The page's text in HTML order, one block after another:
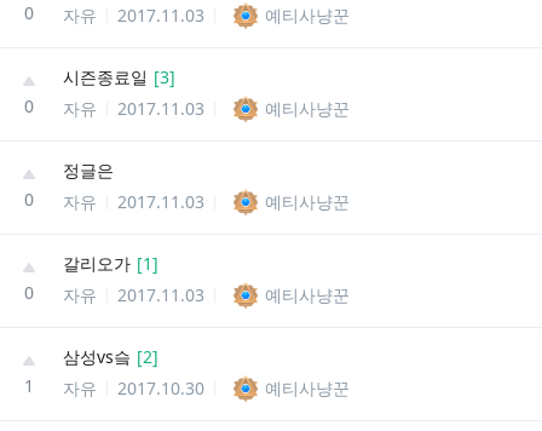
0
자유
2017.11.03 예티사냥꾼
0
시즌종료일 [3]
자유
2017.11.03 예티사냥꾼
0
정글은
자유
2017.11.03 예티사냥꾼
0
갈리오가 [1]
자유
2017.11.03 예티사냥꾼
1
삼성vs슼 [2]
자유
2017.10.30 예티사냥꾼